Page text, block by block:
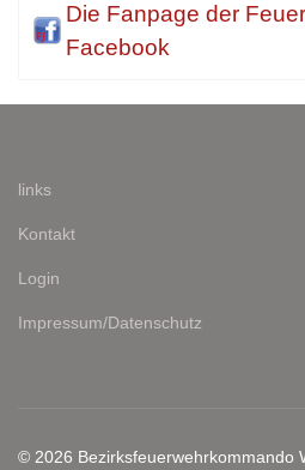
Die Fanpage der
Facebook
links
Kontakt
Login
Impressum/Datenschutz
© 2026 Bezirksfeuerwehrkommando